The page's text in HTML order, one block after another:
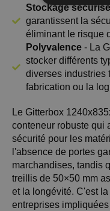
Stockage sécurisé
garantissent la
éliminant le risque
Polyvalence- La
stocker différents
diverses industries
fabrication ou la
Le Gitterbox
conteneur robuste qui
sécurité pour les
l'absence de portes
marchandises, tandis
treillis de 50×50 mm
et la longévité. C'est
entreprises